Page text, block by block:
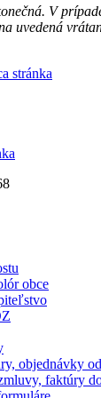
V
uvedená
stránka
obce
objednávky
faktúry